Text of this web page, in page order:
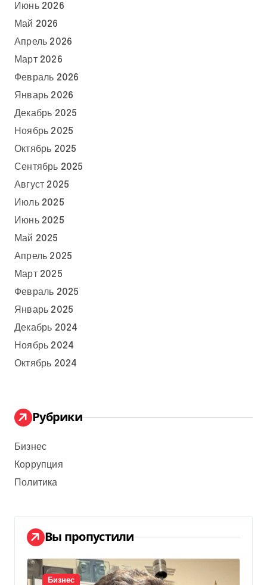
Июнь 2026
Май 2026
Апрель 2026
Март 2026
Февраль 2026
Январь 2026
Декабрь 2025
Ноябрь 2025
Октябрь 2025
Сентябрь 2025
Август 2025
Июль 2025
Июнь 2025
Май 2025
Апрель 2025
Март 2025
Февраль 2025
Январь 2025
Декабрь 2024
Ноябрь 2024
Октябрь 2024
Рубрики
Бизнес
Коррупция
Политика
Вы пропустили
Бизнес